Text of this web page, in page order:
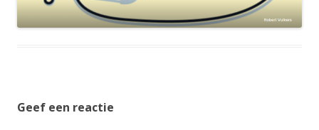
Geef een reactie